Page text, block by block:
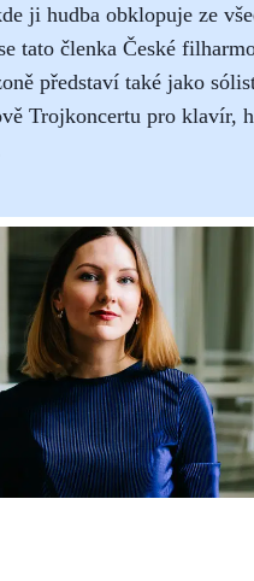
ji hudba obklopuje ze
tato členka České
představí také jako
Trojkoncertu pro klavír,